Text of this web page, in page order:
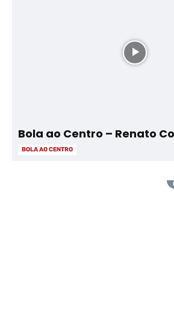
Bola ao Centro – Renato
BOLA AO CENTRO